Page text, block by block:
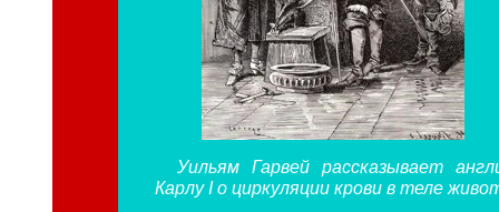
Уильям Гарвей рассказывает
Карлу I о циркуляции крови в теле